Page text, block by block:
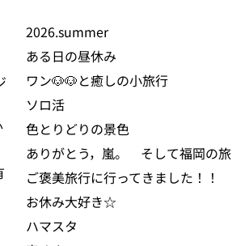
2026.summer
ある日の昼休み
ワン🐶🐶と癒しの小旅行
ソロ活
色とりどりの景色
ありがとう，嵐。 そして福岡の旅
ご褒美旅行に行ってきました！！
お休み大好き☆
ハマスタ